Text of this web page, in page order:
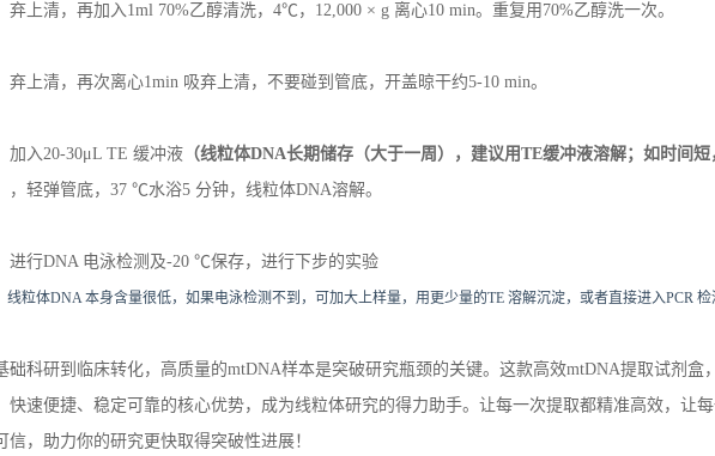
弃上清，再加入1ml 70%乙醇清洗，4℃，12,000 × g 离心10 min。重复用70%乙醇洗一次。
弃上清，再次离心1min 吸弃上清，不要碰到管底，开盖晾干约5-10 min。
加入20-30μL TE 缓冲液 （线粒体DNA长期储存（大于一周），建议用TE缓冲液溶解；如时间短
，轻弹管底，37 ℃水浴5 分钟，线粒体DNA溶解。
进行DNA 电泳检测及-20 ℃保存，进行下步的实验
线粒体DNA 本身含量很低，如果电泳检测不到，可加大上样量，用更少量的TE 溶解沉淀，或者直接进入PCR 检
础科研到临床转化，高质量的mtDNA样本是突破研究瓶颈的关键。这款高效mtDNA提取试剂盒
快速便捷、稳定可靠的核心优势，成为线粒体研究的得力助手。让每一次提取都精准高效，让
信，助力你的研究更快取得突破性进展！